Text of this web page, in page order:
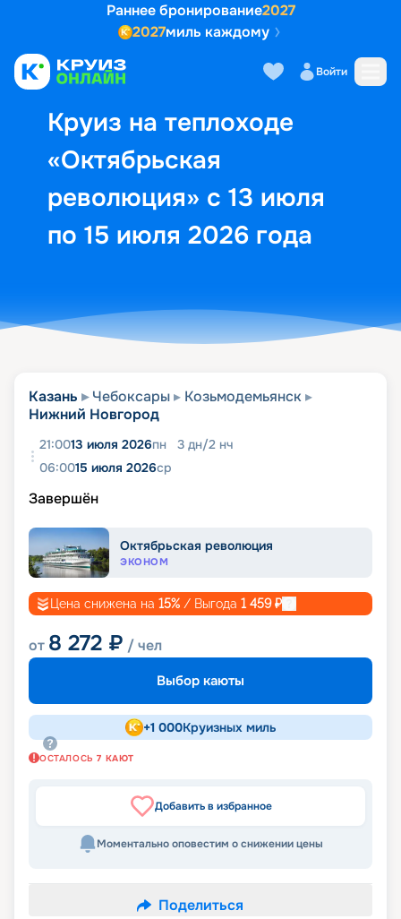
Раннее бронирование2027
2027миль каждому
Войти
Круиз на теплоходе
«Октябрьская
революция» с 13 июля
по 15 июля 2026 года
Выбор кают Маршрут и
Казань Чебоксары
Козьмодемьянск
Нижний Новгород
21:0013 июля 2026пн 3 дн/2 нч
06:0015 июля 2026ср
Завершён
Октябрьская революция
ЭКОНОМ
Цена снижена на 15% / Выгода 1 459₽
от 8 272 ₽ / чел
Выбор каюты
+1 000Круизных миль
ОСТАЛОСЬ 7 КАЮТ
Добавить в избранное
Моментально оповестим о снижении цены
Поделиться